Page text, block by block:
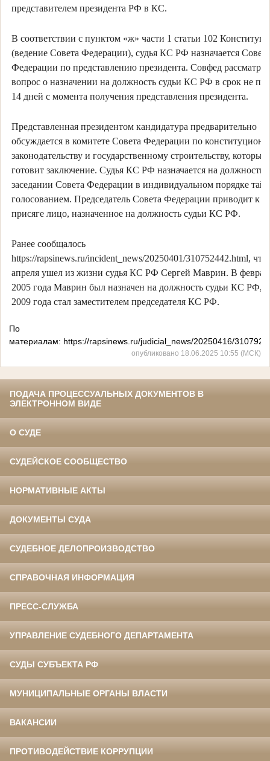
представителем президента РФ в КС.
В соответствии с пунктом «ж» части 1 статьи 102
(ведение Совета Федерации), судья КС РФ назначается
Федерации по представлению президента. Совфед
вопрос о назначении на должность судьи КС РФ в срок не
14 дней с момента получения представления президента.
Представленная президентом кандидатура предварительно
обсуждается в комитете Совета Федерации по
законодательству и государственному строительству, который
готовит заключение. Судья КС РФ назначается на должность
заседании Совета Федерации в индивидуальном порядке
голосованием. Председатель Совета Федерации приводит к
присяге лицо, назначенное на должность судьи КС РФ.
Ранее сообщалось
https://rapsinews.ru/incident_news/20250401/310752442.html, что
апреля ушел из жизни судья КС РФ Сергей Маврин. В
2005 года Маврин был назначен на должность судьи КС РФ, а
2009 года стал заместителем председателя КС РФ.
По
материалам: https://rapsinews.ru/judicial_news/20250416/
опубликовано 18.06.2025 10:55 (МСК)
ПОДАЧА ПРОЦЕССУАЛЬНЫХ ДОКУМЕНТОВ В
ЭЛЕКТРОННОМ ВИДЕ
О СУДЕ
СУДЕЙСКОЕ СООБЩЕСТВО
НОРМАТИВНЫЕ АКТЫ
ДОКУМЕНТЫ СУДА
СУДЕБНОЕ ДЕЛОПРОИЗВОДСТВО
СПРАВОЧНАЯ ИНФОРМАЦИЯ
ПРЕСС-СЛУЖБА
УПРАВЛЕНИЕ СУДЕБНОГО ДЕПАРТАМЕНТА
СУДЫ СУБЪЕКТА РФ
МУНИЦИПАЛЬНЫЕ ОРГАНЫ ВЛАСТИ
ВАКАНСИИ
ПРОТИВОДЕЙСТВИЕ КОРРУПЦИИ